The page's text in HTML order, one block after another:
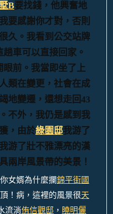
B要找錢，他興奮地
要感謝你才對，否則
久。 我看到公交站牌
車可以直接回家。
眼前。我當即坐了上
類在變更，社會在成
地變遷，還想走回43
不外，我仍是感到我
，由於綠園邸我游了
游了壯不雅漂亮的漢
兩岸風景帶的美景！
女婿為什麼攔錦平街國
！病，這裡的風景很天
流淌侑信觀邸 ， 曉明儷